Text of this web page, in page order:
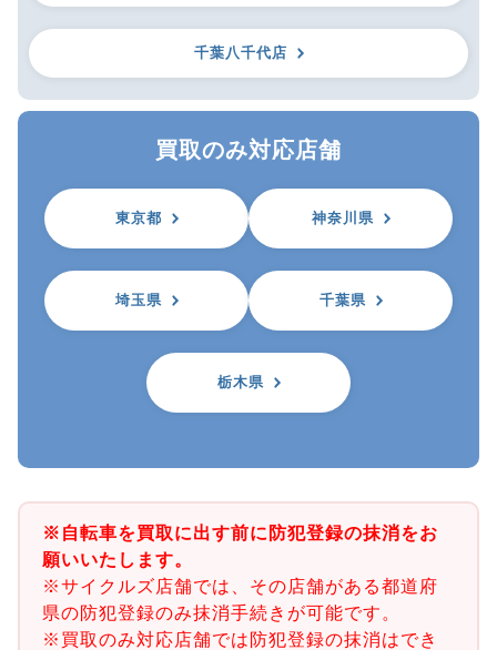
千葉八千代店
買取のみ対応店舗
東京都 神奈川県
埼玉県 千葉県
栃木県
※自転車を買取に出す前に防犯登録の抹消をお
願いいたします。
※サイクルズ店舗では、その店舗がある都道府
県の防犯登録のみ抹消手続きが可能です。
※買取のみ対応店舗では防犯登録の抹消はでき